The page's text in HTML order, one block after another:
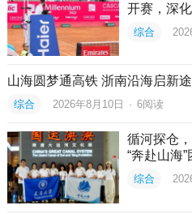
开赛，深
综合
山海圆梦通高铁 浙南沿海启新途
综合 2026年8月10日 · 6阅读
循河探仓
“奔赴山海
综合